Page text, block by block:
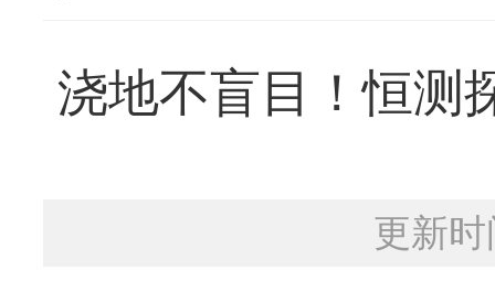
浇地不盲目！恒测
更新